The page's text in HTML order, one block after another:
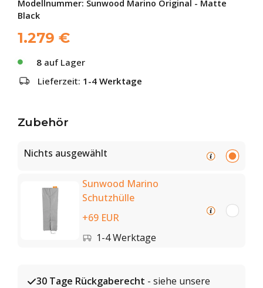
Modellnummer: Sunwood Marino Original - Matte
Black
1.279 €
8 auf Lager
Lieferzeit: 1-4 Werktage
Zubehör
Nichts ausgewählt
Sunwood Marino
Schutzhülle
+69 EUR
1-4 Werktage
30 Tage Rückgaberecht - siehe unsere